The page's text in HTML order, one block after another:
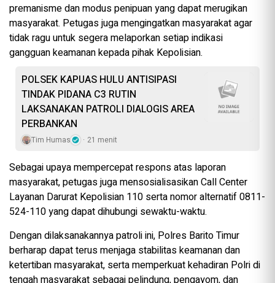
premanisme dan modus penipuan yang dapat merugikan
masyarakat. Petugas juga mengingatkan masyarakat agar
tidak ragu untuk segera melaporkan setiap indikasi
gangguan keamanan kepada pihak Kepolisian.
POLSEK KAPUAS HULU ANTISIPASI
TINDAK PIDANA C3 RUTIN
LAKSANAKAN PATROLI DIALOGIS AREA
PERBANKAN
Tim Humas 21 menit
Sebagai upaya mempercepat respons atas laporan
masyarakat, petugas juga mensosialisasikan Call Center
Layanan Darurat Kepolisian 110 serta nomor alternatif 0811-
524-110 yang dapat dihubungi sewaktu-waktu.
Dengan dilaksanakannya patroli ini, Polres Barito Timur
berharap dapat terus menjaga stabilitas keamanan dan
ketertiban masyarakat, serta memperkuat kehadiran Polri di
tengah masyarakat sebagai pelindung, pengayom, dan